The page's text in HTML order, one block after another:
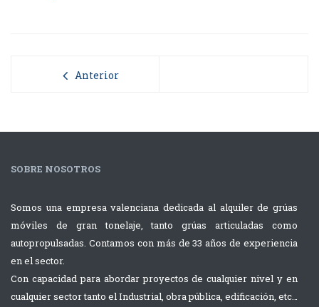
Anterior
SOBRE NOSOTROS
Somos una empresa valenciana dedicada al alquiler de grúas
móviles de gran tonelaje, tanto grúas articuladas como
autopropulsadas. Contamos con más de 33 años de experiencia
en el sector.
Con capacidad para abordar proyectos de cualquier nivel y en
cualquier sector tanto el Industrial, obra pública, edificación, etc…